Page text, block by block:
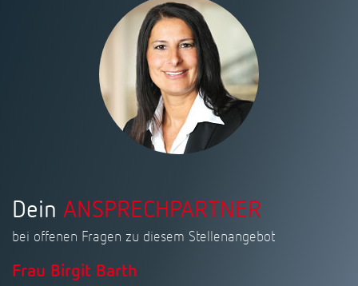
Dein ANSPRECHPARTNER
bei offenen Fragen zu diesem Stellenangebot
Frau Birgit Barth